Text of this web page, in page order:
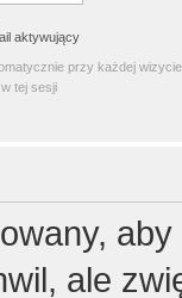
aktywujący
przy każdej wizycie
tej sesji
ale